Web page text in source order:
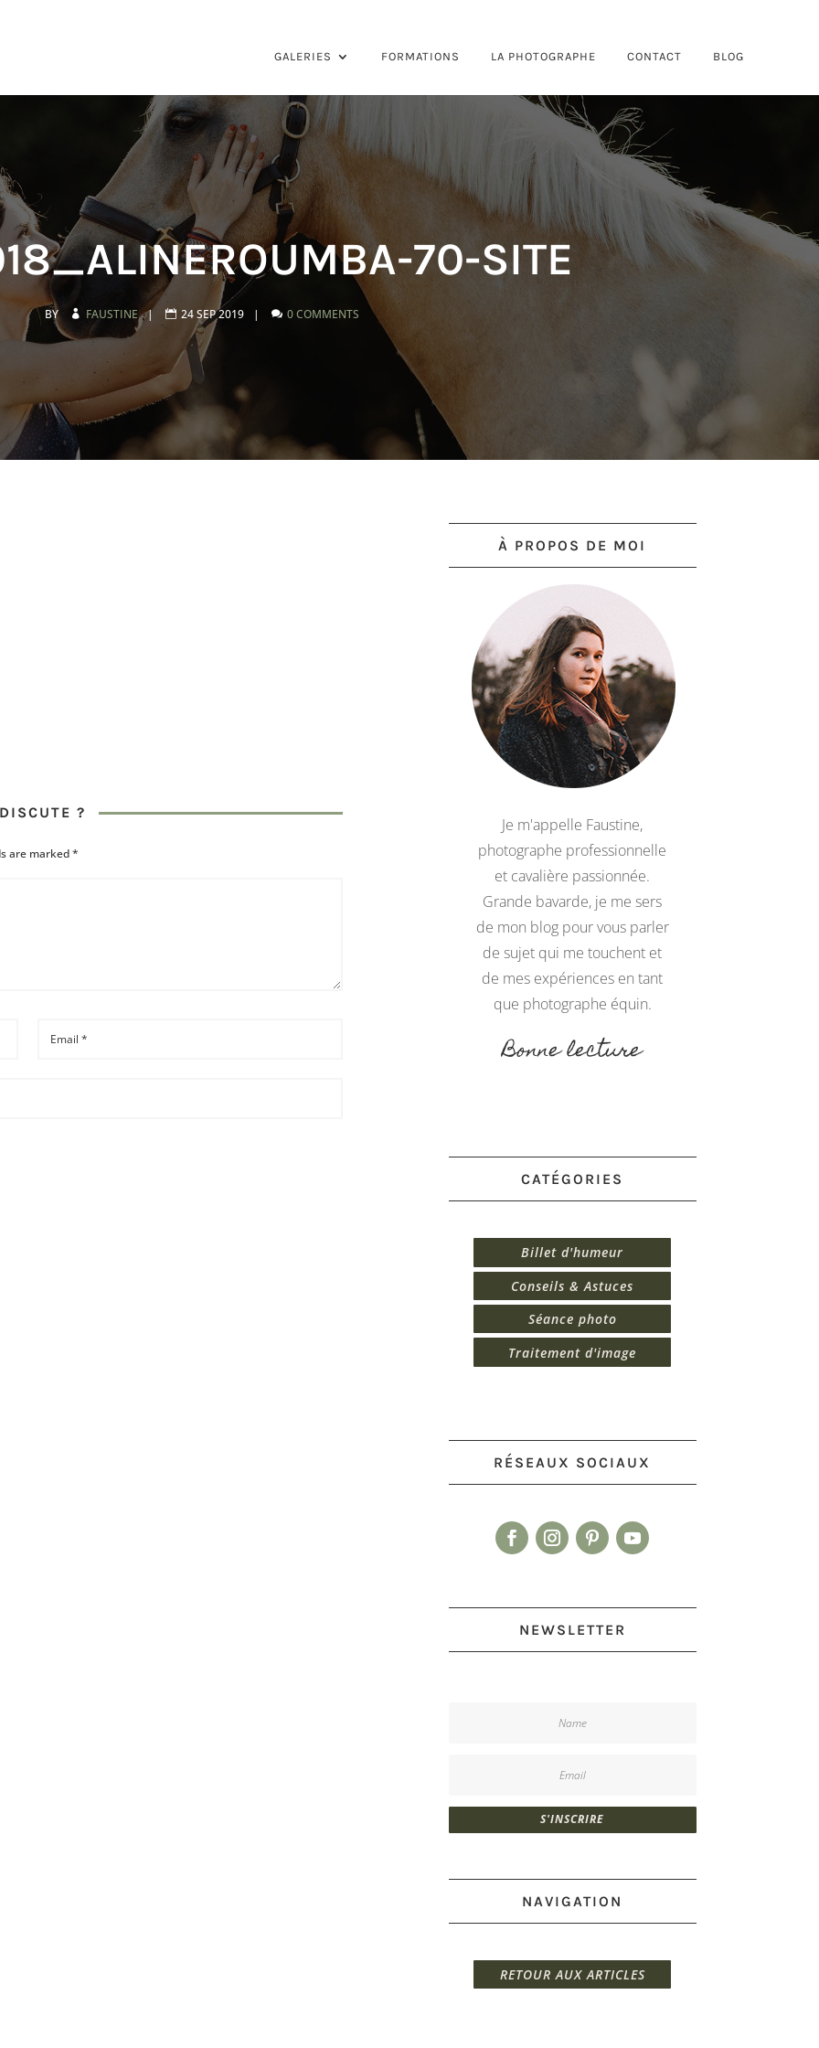
GALERIES FORMATIONS LA PHOTOGRAPHE CONTACT BLOG
70-SITE
BY FAUSTINE | 24 SEP 2019 | 0 COMMENTS
?
are marked*
À PROPOS DE MOI
Je m'appelle Faustine,
photographe professionnelle
et cavalière passionnée.
Grande bavarde, je me sers
de mon blog pour vous parler
de sujet qui me touchent et
de mes expériences en tant
que photographe équin.
Bonne lecture
CATÉGORIES
Billet d'humeur
Conseils & Astuces
Séance photo
Traitement d'image
RÉSEAUX SOCIAUX
NEWSLETTER
S'INSCRIRE
NAVIGATION
RETOUR AUX ARTICLES